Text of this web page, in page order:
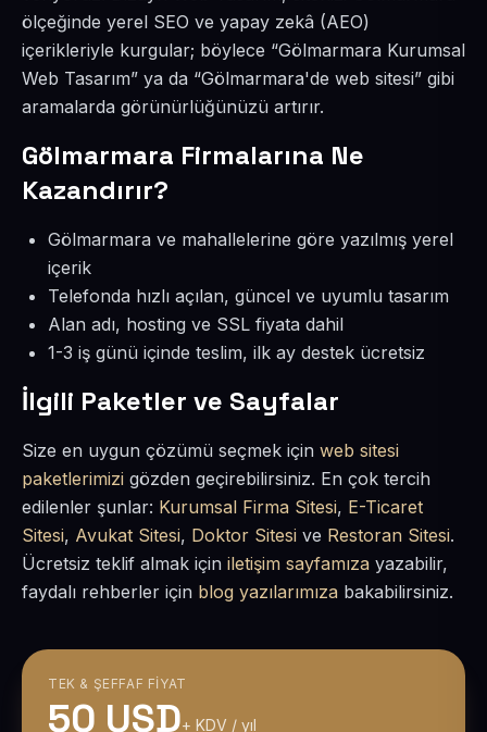
ölçeğinde yerel SEO ve yapay zekâ (AEO)
içerikleriyle kurgular; böylece “Gölmarmara Kurumsal
Web Tasarım” ya da “Gölmarmara'de web sitesi” gibi
aramalarda görünürlüğünüzü artırır.
Gölmarmara Firmalarına Ne
Kazandırır?
Gölmarmara ve mahallelerine göre yazılmış yerel
içerik
Telefonda hızlı açılan, güncel ve uyumlu tasarım
Alan adı, hosting ve SSL fiyata dahil
1-3 iş günü içinde teslim, ilk ay destek ücretsiz
İlgili Paketler ve Sayfalar
Size en uygun çözümü seçmek için web sitesi
paketlerimizi gözden geçirebilirsiniz. En çok tercih
edilenler şunlar: Kurumsal Firma Sitesi, E-Ticaret
Sitesi, Avukat Sitesi, Doktor Sitesi ve Restoran Sitesi.
Ücretsiz teklif almak için iletişim sayfamıza yazabilir,
faydalı rehberler için blog yazılarımıza bakabilirsiniz.
TEK & ŞEFFAF FIYAT
50 USD+ KDV / yıl